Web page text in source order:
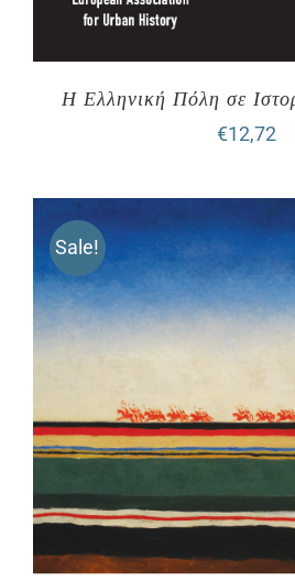
Η Ελληνική Πόλη σε
€12,72
Sale!